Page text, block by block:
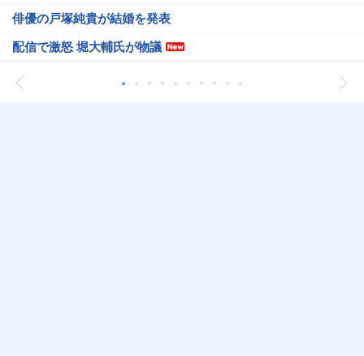
俳優の戸塚純貴が結婚を発表
配信で激怒 堀大輔氏が物議